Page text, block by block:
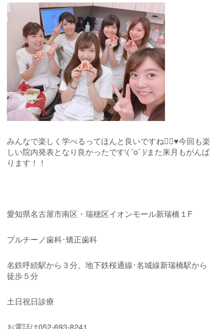
みんなで楽しく学べるってほんと良いですね👍🏻♥今回も楽
しい院内発表となり良かったです\( ˆoˆ )/また来月もがんば
ります！！
愛知県名古屋市南区・瑞穂区イオンモール新瑞橋１F
プルチーノ歯科･矯正歯科
名鉄呼続駅から３分、地下鉄桜通線･名城線新瑞橋駅から
徒歩５分
土日祝日診療